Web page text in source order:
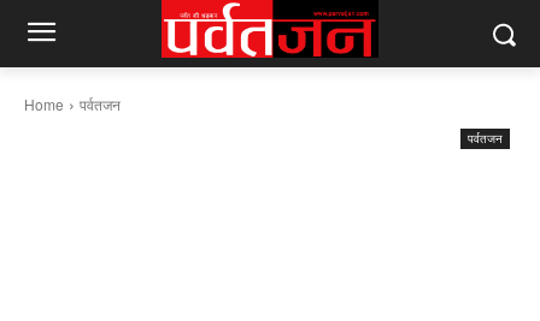
Home पर्वतजन
पर्वतजन